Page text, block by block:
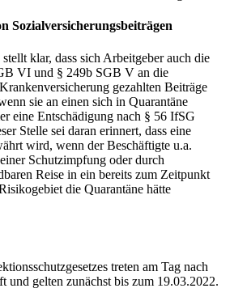
Sozialversicherungsbeiträgen
klar, dass sich Arbeitgeber auch die
VI und § 249b SGB V an die
gezahlten Beiträge
sie an einen sich in Quarantäne
eine Entschädigung nach § 56 IfSG
Stelle sei daran erinnert, dass eine
wird, wenn der Beschäftigte u.a.
Schutzimpfung oder durch
Reise in ein bereits zum Zeitpunkt
die Quarantäne hätte
treten am Tag nach
und gelten zunächst bis zum 19.03.2022.